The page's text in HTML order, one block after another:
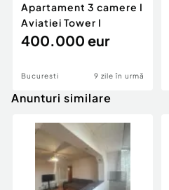
Apartament 3 camere I
Aviatiei Tower I
400.000 eur
Bucuresti 9 zile în urmă
Anunturi similare